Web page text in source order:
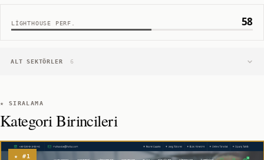
LIGHTHOUSE PERF. 58
ALT SEKTÖRLER 6
★ SIRALAMA
Kategori Birincileri
★ #1